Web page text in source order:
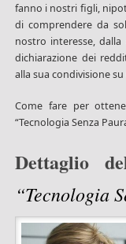
fanno i nostri figli,
di comprendere da
nostro interesse,
dichiarazione dei
alla sua condivisione
Come fare per
“Tecnologia Senza
Dettaglio
“Tecnologia